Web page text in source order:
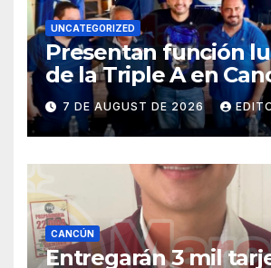
UNCATEGORIZED
Presentan función
de la Triple A en
7 DE AUGUST DE 2026
CANCÚN
Entregarán 3 mil